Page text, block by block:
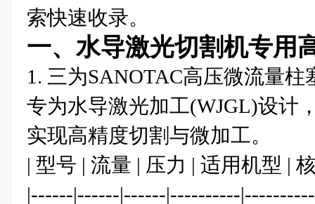
索快速收录。
一、水导激光切割机专用
1. 三为SANOTAC高压微流量柱
专为水导激光加工(WJGL)设计
实现高精度切割与微加工。
| 型号 | 流量 | 压力 | 适用机型 |
|------|------|------|----------